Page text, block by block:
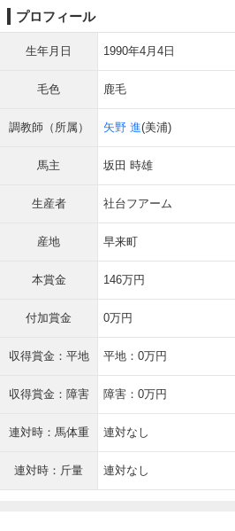
プロフィール
生年月日 1990年4月4日
毛色 鹿毛
調教師（所属） 矢野 進(美浦)
馬主 坂田 時雄
生産者 社台フアーム
産地 早来町
本賞金 146万円
付加賞金 0万円
収得賞金：平地 平地：0万円
収得賞金：障害 障害：0万円
連対時：馬体重 連対なし
連対時：斤量 連対なし